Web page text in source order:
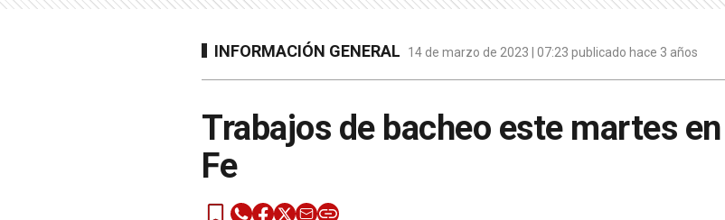
INFORMACIÓN GENERAL 14 de marzo de 2023 | 07:23 publicado hace 3 años
Trabajos de bacheo este martes
Fe